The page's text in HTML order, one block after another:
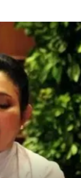
DAN
Di Religi |